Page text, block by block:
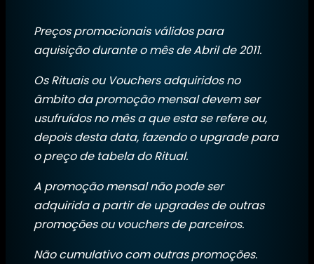
Preços promocionais válidos para
aquisição durante o mês de Abril de 2011.
Os Rituais ou Vouchers adquiridos no
âmbito da promoção mensal devem ser
usufruídos no mês a que esta se refere ou,
depois desta data, fazendo o upgrade para
o preço de tabela do Ritual.
A promoção mensal não pode ser
adquirida a partir de upgrades de outras
promoções ou vouchers de parceiros.
Não cumulativo com outras promoções.